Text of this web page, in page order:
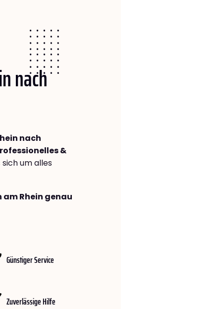
nach
nach
&
sich um alles
Rhein genau
Günstiger Service
Zuverlässige Hilfe